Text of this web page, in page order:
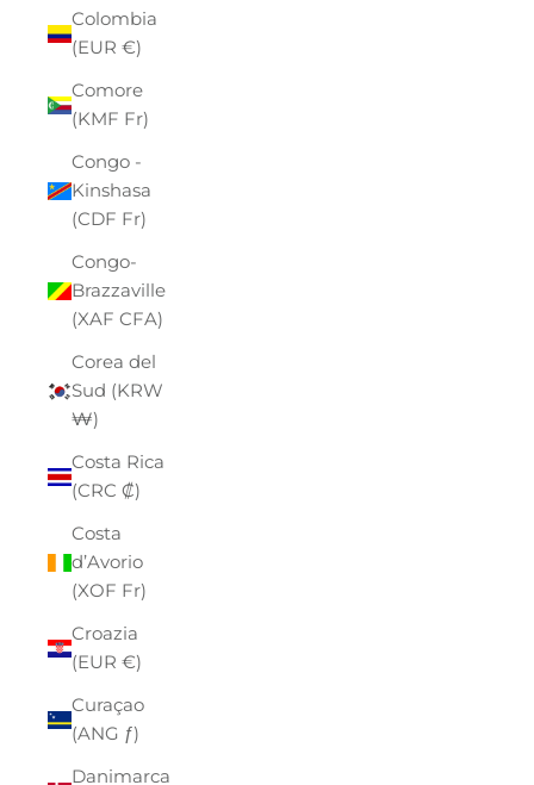
Colombia
(EUR €)
Comore
(KMF Fr)
Congo -
Kinshasa
(CDF Fr)
Congo-
Brazzaville
(XAF CFA)
Corea del
Sud (KRW
₩)
Costa Rica
(CRC ₡)
Costa
d’Avorio
(XOF Fr)
Croazia
(EUR €)
Curaçao
(ANG ƒ)
Danimarca